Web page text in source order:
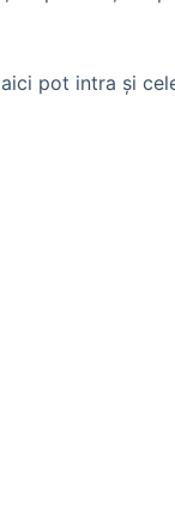
pot intra şi